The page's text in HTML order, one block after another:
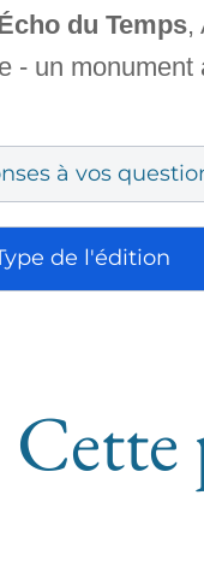
du Temps,
- un monument
à vos
de l'édition
Cette